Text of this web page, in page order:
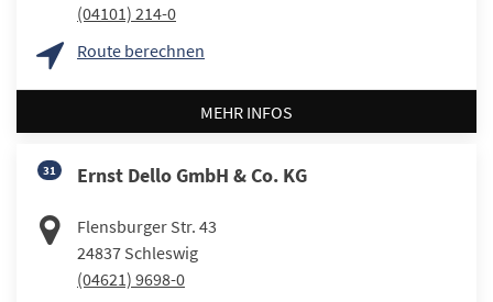
(04101) 214-0
Route berechnen
MEHR INFOS
31 Ernst Dello GmbH & Co. KG
Flensburger Str. 43
24837 Schleswig
(04621) 9698-0